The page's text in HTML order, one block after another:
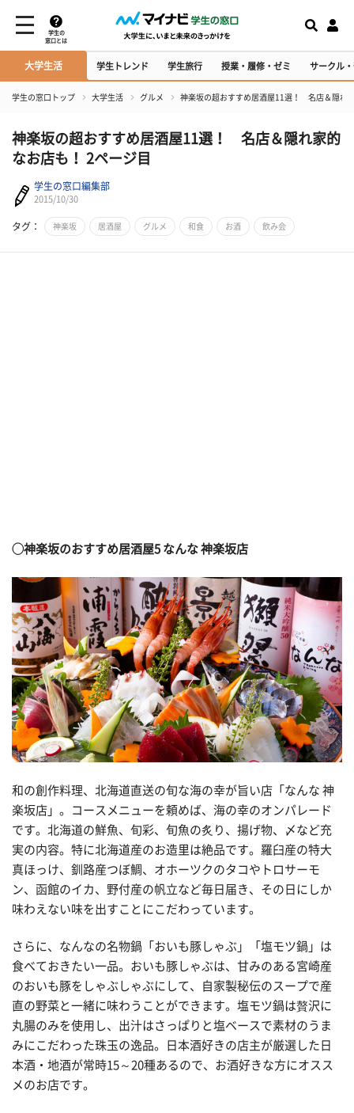
学生の
窓口とは
大学生活 学生トレンド 学生旅行 授業・履修・ゼミ サークル
学生の窓口トップ 大学生活 グルメ 神楽坂の超おすすめ居酒屋11選！ 名店＆隠れ
神楽坂の超おすすめ居酒屋11選！ 名店＆隠れ家的
なお店も！ 2ページ目
学生の窓口編集部
2015/10/30
タグ： 神楽坂 居酒屋 グルメ 和食 お酒 飲み会
◯神楽坂のおすすめ居酒屋5 なんな 神楽坂店
和の創作料理、北海道直送の旬な海の幸が旨い店「なんな 神
楽坂店」。コースメニューを頼めば、海の幸のオンパレード
です。北海道の鮮魚、旬彩、旬魚の炙り、揚げ物、〆など充
実の内容。特に北海道産のお造里は絶品です。羅臼産の特大
真ほっけ、釧路産つぼ鯛、オホーツクのタコやトロサーモ
ン、函館のイカ、野付産の帆立など毎日届き、その日にしか
味わえない味を出すことにこだわっています。
さらに、なんなの名物鍋「おいも豚しゃぶ」「塩モツ鍋」は
食べておきたい一品。おいも豚しゃぶは、甘みのある宮崎産
のおいも豚をしゃぶしゃぶにして、自家製秘伝のスープで産
直の野菜と一緒に味わうことができます。塩モツ鍋は贅沢に
丸腸のみを使用し、出汁はさっぱりと塩ベースで素材のうま
みにこだわった珠玉の逸品。日本酒好きの店主が厳選した日
本酒・地酒が常時15～20種あるので、お酒好きな方にオスス
メのお店です。